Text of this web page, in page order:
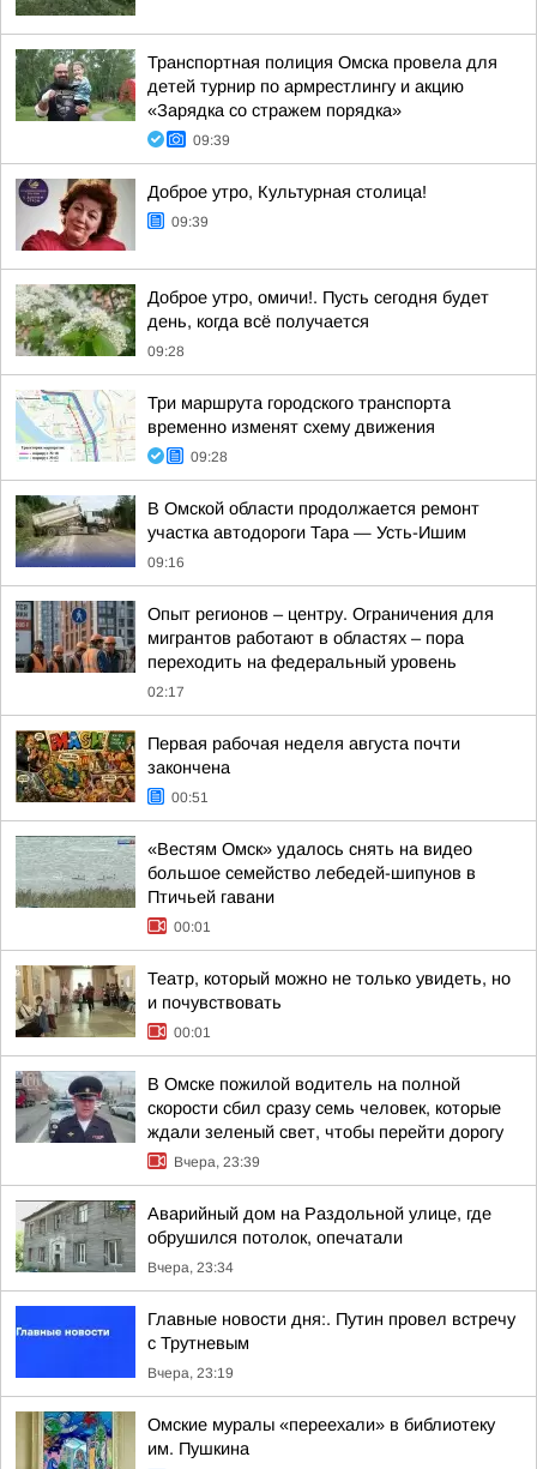
Транспортная полиция Омска провела для
детей турнир по армрестлингу и акцию
«Зарядка со стражем порядка»
09:39
Доброе утро, Культурная столица!
09:39
Доброе утро, омичи!. Пусть сегодня будет
день, когда всё получается
09:28
Три маршрута городского транспорта
временно изменят схему движения
09:28
В Омской области продолжается ремонт
участка автодороги Тара — Усть-Ишим
09:16
Опыт регионов – центру. Ограничения для
мигрантов работают в областях – пора
переходить на федеральный уровень
02:17
Первая рабочая неделя августа почти
закончена
00:51
«Вестям Омск» удалось снять на видео
большое семейство лебедей-шипунов в
Птичьей гавани
00:01
Театр, который можно не только увидеть, но
и почувствовать
00:01
В Омске пожилой водитель на полной
скорости сбил сразу семь человек, которые
ждали зеленый свет, чтобы перейти дорогу
Вчера, 23:39
Аварийный дом на Раздольной улице, где
обрушился потолок, опечатали
Вчера, 23:34
Главные новости дня:. Путин провел встречу
с Трутневым
Вчера, 23:19
Омские муралы «переехали» в библиотеку
им. Пушкина